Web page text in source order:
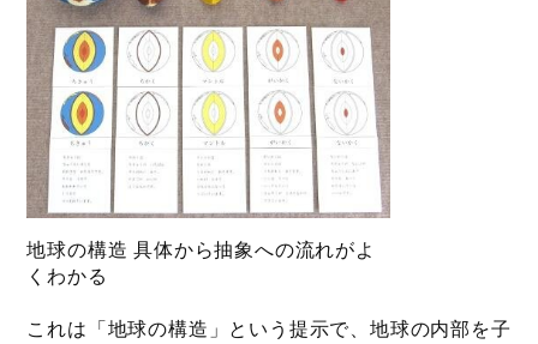
地球の構造 具体から抽象への流れがよ
くわかる
これは「地球の構造」という提示で、地球の内部を子